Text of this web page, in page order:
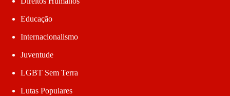
Educação
Internacionalismo
Juventude
LGBT Sem Terra
Lutas Populares